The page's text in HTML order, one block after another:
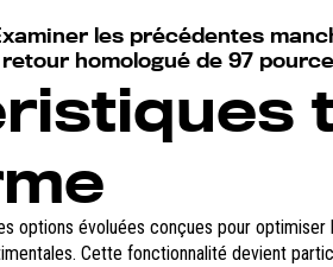
les précédentes
homologué de 97
options évoluées conçues pour
Cette fonctionnalité devient